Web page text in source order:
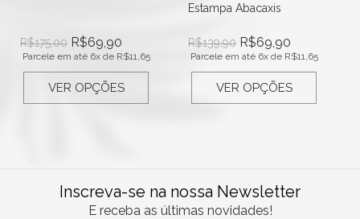
R$175,00 R$69,90
Parcele em até 6x de R$11,65
VER OPÇÕES
Estampa Abacaxis
R$139,90 R$69,90
Parcele em até 6x de R$11,65
VER OPÇÕES
Inscreva-se na nossa Newsletter
E receba as últimas novidades!